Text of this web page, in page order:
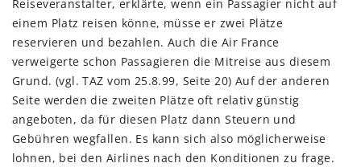
Reiseveranstalter, erklärte, wenn ein Passagier nicht auf
einem Platz reisen könne, müsse er zwei Plätze
reservieren und bezahlen. Auch die Air France
verweigerte schon Passagieren die Mitreise aus diesem
Grund. (vgl. TAZ vom 25.8.99, Seite 20) Auf der anderen
Seite werden die zweiten Plätze oft relativ günstig
angeboten, da für diesen Platz dann Steuern und
Gebühren wegfallen. Es kann sich also möglicherweise
lohnen, bei den Airlines nach den Konditionen zu frage.